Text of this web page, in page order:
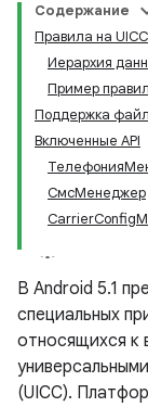
Содержание
Правила на UICC
Иерархия
Пример
Поддержка
Включенные API
СмсМенеджер
В Android 5.1
специальных
относящихся к
(UICC).